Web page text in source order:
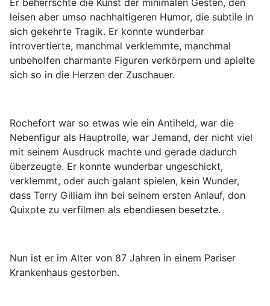
Er beherrschte die Kunst der minimalen Gesten, den
leisen aber umso nachhaltigeren Humor, die subtile in
sich gekehrte Tragik. Er konnte wunderbar
introvertierte, manchmal verklemmte, manchmal
unbeholfen charmante Figuren verkörpern und apielte
sich so in die Herzen der Zuschauer.
Rochefort war so etwas wie ein Antiheld, war die
Nebenfigur als Hauptrolle, war Jemand, der nicht viel
mit seinem Ausdruck machte und gerade dadurch
überzeugte. Er konnte wunderbar ungeschickt,
verklemmt, oder auch galant spielen, kein Wunder,
dass Terry Gilliam ihn bei seinem ersten Anlauf, don
Quixote zu verfilmen als ebendiesen besetzte.
Nun ist er im Alter von 87 Jahren in einem Pariser
Krankenhaus gestorben.